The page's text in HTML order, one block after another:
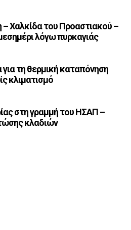
– Χαλκίδα του Προαστιακού –
λόγω πυρκαγιάς
τη θερμική καταπόνηση
κλιματισμό
στη γραμμή του ΗΣΑΠ –
κλαδιών